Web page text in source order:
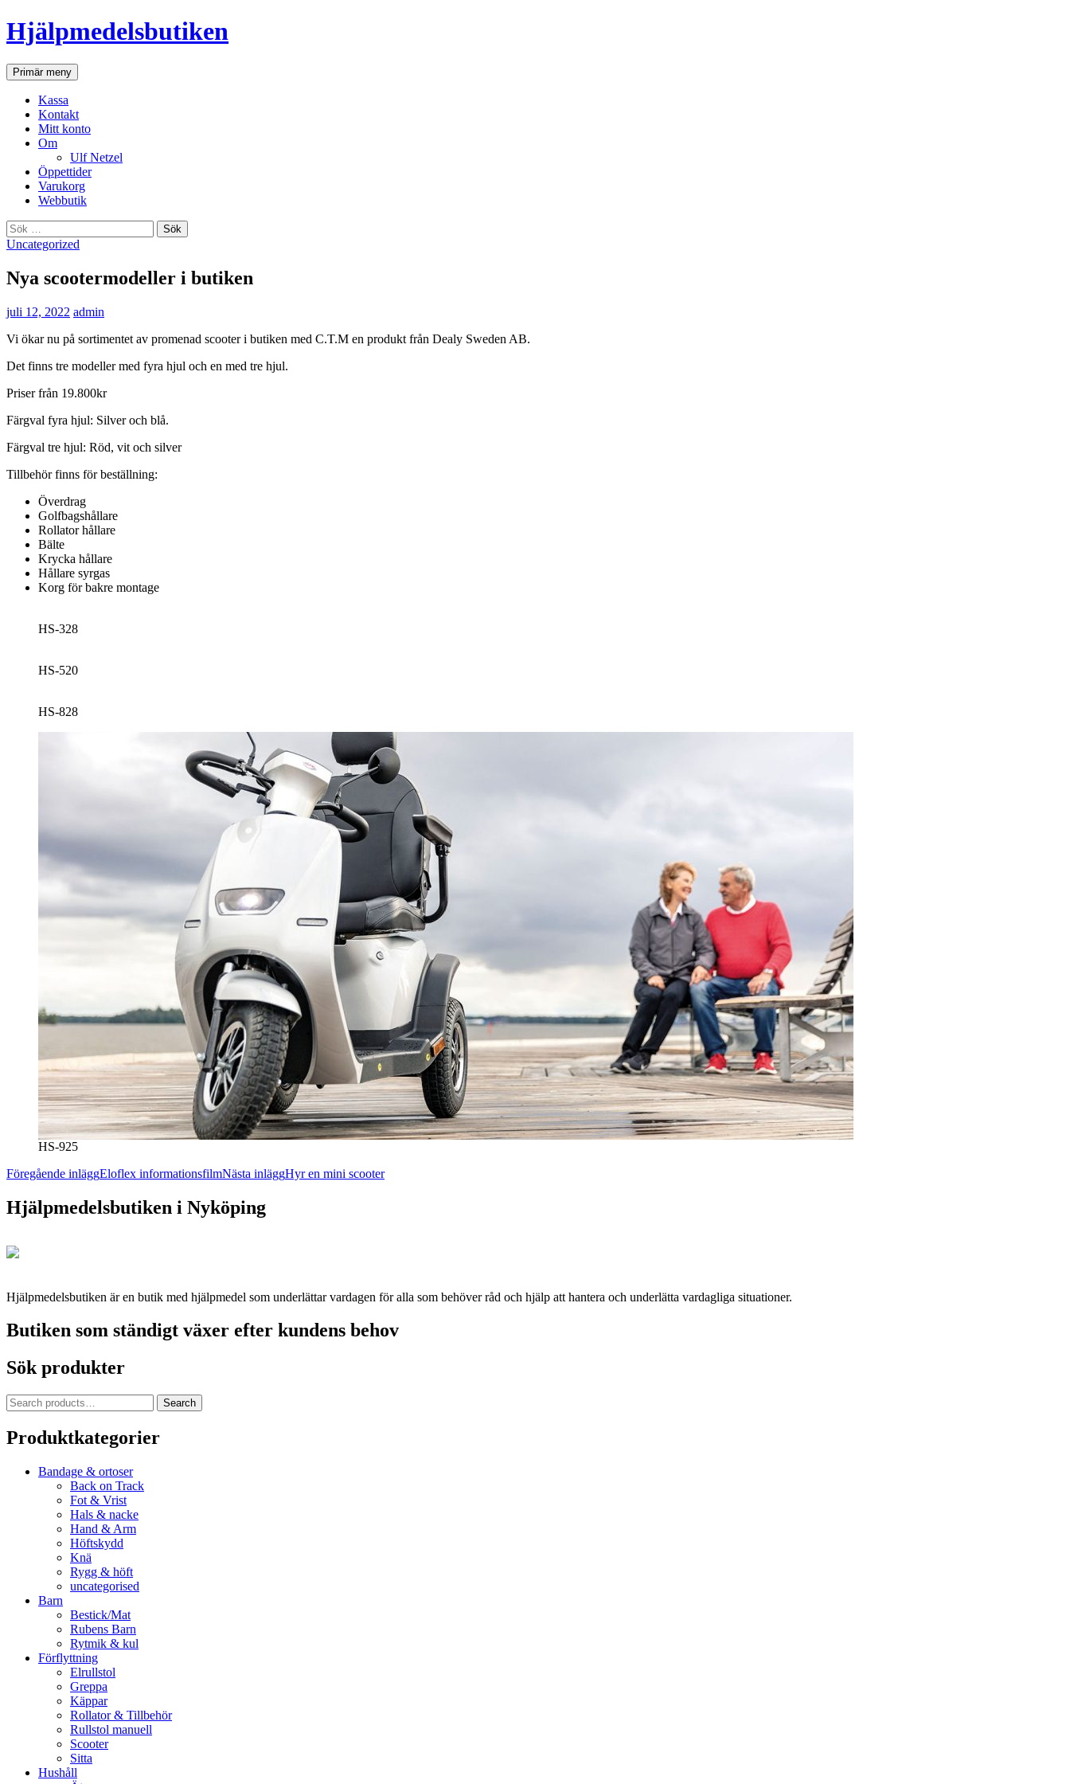
Hjälpmedelsbutiken
SökPrimär meny Gå
till
Kassa
Kontakt
Mitt konto
Om
Ulf Netzel
Öppettider
Varukorg
Webbutik
Sök
efter:
Uncategorized
Nya scootermodeller i butiken
juli 12, 2022 admin
Vi ökar nu på sortimentet av promenad scooter i butiken med C.T.M en produkt från Dealy Sweden AB.
Det finns tre modeller med fyra hjul och en med tre hjul.
Priser från 19.800kr
Färgval fyra hjul: Silver och blå.
Färgval tre hjul: Röd, vit och silver
Tillbehör finns för beställning:
Överdrag
Golfbagshållare
Rollator hållare
Bälte
Krycka hållare
Hållare syrgas
Korg för bakre montage
HS-328
HS-520
HS-828
HS-925
Inläggsnavigering
Föregående inläggEloflex informationsfilmNästa inläggHyr en mini scooter
Hjälpmedelsbutiken i Nyköping
Hjälpmedelsbutiken är en butik med hjälpmedel som underlättar vardagen för alla som behöver råd och hjälp att hantera och underlätta vardagliga situationer.
Butiken som ständigt växer efter kundens behov
Sök produkter
Search
for:
Search
Produktkategorier
Bandage & ortoser
Back on Track
Fot & Vrist
Hals & nacke
Hand & Arm
Höftskydd
Knä
Rygg & höft
uncategorised
Barn
Bestick/Mat
Rubens Barn
Rytmik & kul
Förflyttning
Elrullstol
Greppa
Käppar
Rollator & Tillbehör
Rullstol manuell
Scooter
Sitta
Hushåll